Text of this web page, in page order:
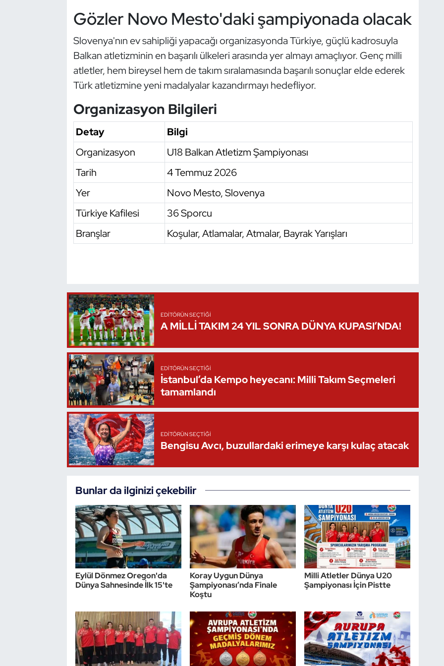
Gözler Novo Mesto'daki şampiyonada olacak
Slovenya'nın ev sahipliği yapacağı organizasyonda Türkiye, güçlü kadrosuyla
Balkan atletizminin en başarılı ülkeleri arasında yer almayı amaçlıyor. Genç milli
atletler, hem bireysel hem de takım sıralamasında başarılı sonuçlar elde ederek
Türk atletizmine yeni madalyalar kazandırmayı hedefliyor.
Organizasyon Bilgileri
Detay
Bilgi
Organizasyon
U18 Balkan Atletizm Şampiyonası
Tarih
4 Temmuz 2026
Yer
Novo Mesto, Slovenya
Türkiye Kafilesi
36 Sporcu
Branşlar
Koşular, Atlamalar, Atmalar, Bayrak Yarışları
EDITÖRÜN SEÇTIĞI
A MİLLİ TAKIM 24 YIL SONRA DÜNYA KUPASI’NDA!
EDITÖRÜN SEÇTIĞI
İstanbul’da Kempo heyecanı: Milli Takım Seçmeleri
tamamlandı
EDITÖRÜN SEÇTIĞI
Bengisu Avcı, buzullardaki erimeye karşı kulaç atacak
Bunlar da ilginizi çekebilir
Eylül Dönmez Oregon'da
Dünya Sahnesinde İlk 15'te
Koray Uygun Dünya
Şampiyonası’nda Finale
Koştu
Milli Atletler Dünya U20
Şampiyonası İçin Pistte
Özel Sporcular
Sualtı Sporları
Vücut Geliştirme Fitness
Wushu Kungfu